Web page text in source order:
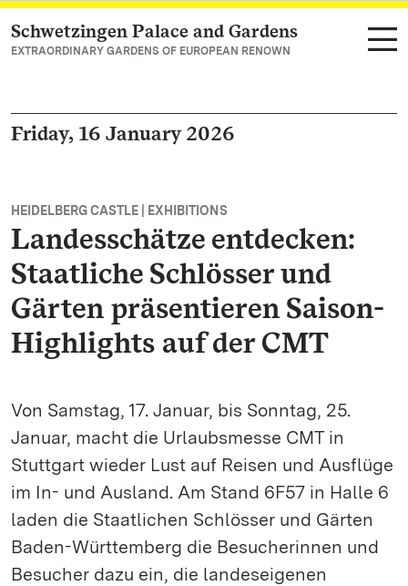
Navigate to main page
Schwetzingen Palace and Gardens
EXTRAORDINARY GARDENS OF EUROPEAN RENOWN
Friday, 16 January 2026
HEIDELBERG CASTLE | EXHIBITIONS
Landesschätze entdecken:
Staatliche Schlösser und
Gärten präsentieren Saison-
Highlights auf der CMT
Von Samstag, 17. Januar, bis Sonntag, 25.
Januar, macht die Urlaubsmesse CMT in
Stuttgart wieder Lust auf Reisen und Ausflüge
im In- und Ausland. Am Stand 6F57 in Halle 6
laden die Staatlichen Schlösser und Gärten
Baden-Württemberg die Besucherinnen und
Besucher dazu ein, die landeseigenen